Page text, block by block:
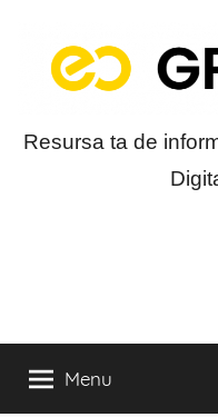
content
Blog-
Resursa ta de
Menu